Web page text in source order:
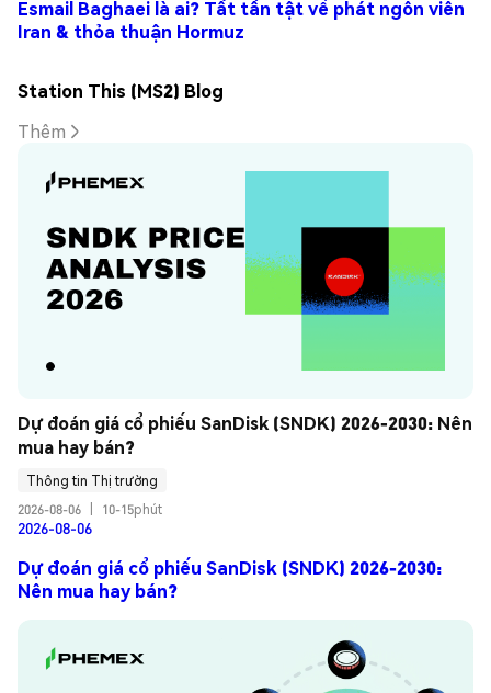
Esmail Baghaei là ai? Tất tần tật về phát ngôn viên
Iran & thỏa thuận Hormuz
Station This (MS2) Blog
Thêm
Dự đoán giá cổ phiếu SanDisk (SNDK) 2026-2030: Nên
mua hay bán?
Thông tin Thị trường
2026-08-06
10-15phút
2026-08-06
Dự đoán giá cổ phiếu SanDisk (SNDK) 2026-2030:
Nên mua hay bán?